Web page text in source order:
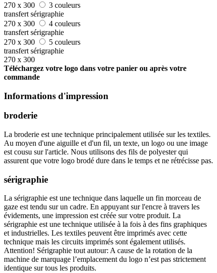
270 x 300
3 couleurs
transfert sérigraphie
270 x 300
4 couleurs
transfert sérigraphie
270 x 300
5 couleurs
transfert sérigraphie
270 x 300
Téléchargez votre logo dans votre panier ou après votre
commande
Informations d'impression
broderie
La broderie est une technique principalement utilisée sur les textiles.
Au moyen d'une aiguille et d'un fil, un texte, un logo ou une image
est cousu sur l'article. Nous utilisons des fils de polyester qui
assurent que votre logo brodé dure dans le temps et ne rétrécisse pas.
sérigraphie
La sérigraphie est une technique dans laquelle un fin morceau de
gaze est tendu sur un cadre. En appuyant sur l'encre à travers les
évidements, une impression est créée sur votre produit. La
sérigraphie est une technique utilisée à la fois à des fins graphiques
et industrielles. Les textiles peuvent être imprimés avec cette
technique mais les circuits imprimés sont également utilisés.
Attention! Sérigraphie tout autour: A cause de la rotation de la
machine de marquage l’emplacement du logo n’est pas strictement
identique sur tous les produits.